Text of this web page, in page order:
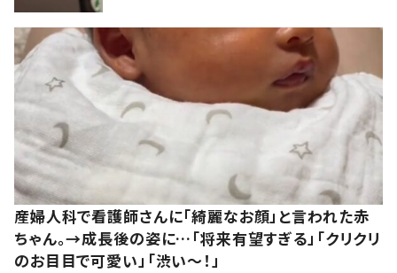
産婦人科で看護師さんに「綺麗なお顔」と言われた赤
ちゃん。→成長後の姿に…「将来有望すぎる」「クリクリ
のお目目で可愛い」「渋い～！」